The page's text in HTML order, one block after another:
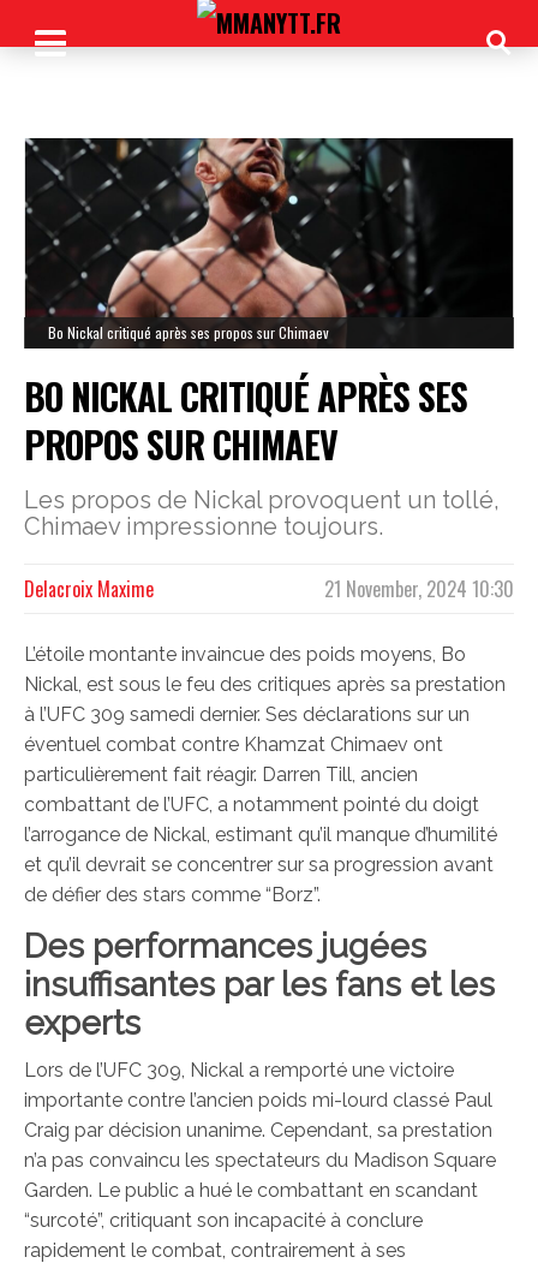
Bo Nickal critiqué après ses propos sur Chimaev
BO NICKAL CRITIQUÉ APRÈS SES
PROPOS SUR CHIMAEV
Les propos de Nickal provoquent un tollé,
Chimaev impressionne toujours.
21 November, 2024 10:30
Delacroix Maxime
L’étoile montante invaincue des poids moyens, Bo
Nickal, est sous le feu des critiques après sa prestation
à l’UFC 309 samedi dernier. Ses déclarations sur un
éventuel combat contre Khamzat Chimaev ont
particulièrement fait réagir. Darren Till, ancien
combattant de l’UFC, a notamment pointé du doigt
l’arrogance de Nickal, estimant qu’il manque d’humilité
et qu’il devrait se concentrer sur sa progression avant
de défier des stars comme “Borz”.
Des performances jugées
insuffisantes par les fans et les
experts
Lors de l’UFC 309, Nickal a remporté une victoire
importante contre l’ancien poids mi-lourd classé Paul
Craig par décision unanime. Cependant, sa prestation
n’a pas convaincu les spectateurs du Madison Square
Garden. Le public a hué le combattant en scandant
“surcoté”, critiquant son incapacité à conclure
rapidement le combat, contrairement à ses